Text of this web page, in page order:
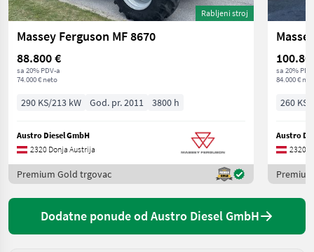
Rabljeni stroj
Massey Ferguson MF 8670
88.800 €
sa 20% PDV-a
74.000 € neto
290 KS/213 kW God. pr. 2011 3800 h
Austro Diesel GmbH
2320 Donja Austrija
Premium Gold trgovac
sa 20%
84.000 €
260 KS/
Austro
2320
Dodatne ponude od Austro Diesel GmbH